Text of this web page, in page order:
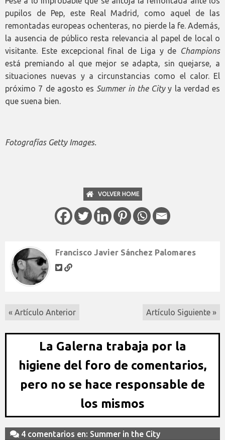
pupilos de Pep, este Real Madrid, como aquel de las
remontadas europeas ochenteras, no pierde la fe. Además,
la ausencia de público resta relevancia al papel de local o
visitante. Este excepcional final de Liga y de Champions
está premiando al que mejor se adapta, sin quejarse, a
situaciones nuevas y a circunstancias como el calor. El
próximo 7 de agosto es Summer in the Cityy la verdad es
que suena bien.
Fotografías Getty Images.
VOLVER HOME
Francisco Javier Sánchez Palomares
« Artículo Anterior Artículo Siguiente »
La Galerna trabaja por la
higiene del foro de comentarios,
pero no se hace responsable de
los mismos
4 comentarios en: Summer in the City